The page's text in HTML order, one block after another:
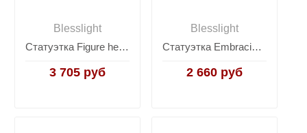
Blesslight
Статуэтка Figure head ornament
3 705 руб
Blesslight
Статуэтка Embracing ornament
2 660 руб